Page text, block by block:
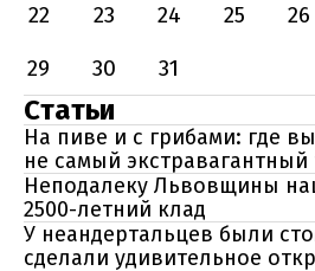
22
23 24 25 26
29
30 31
Статьи
На пиве и с грибами: где
не самый
Неподалеку Львовщины
2500-летний клад
У неандертальцев были
сделали удивительное